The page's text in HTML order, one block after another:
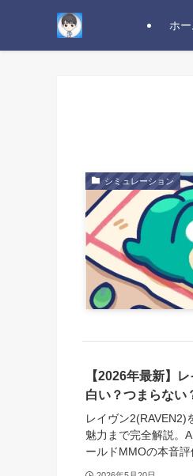
ホ
シミュレーション
【2026年最新】
白い？つまらない
レイヴン2(RAVEN2)
魅力まで完全解説。
ールドMMOの本音評